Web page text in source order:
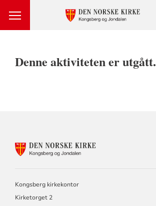
Denne aktiviteten er utgått.
Kongsberg kirkekontor
Kirketorget 2